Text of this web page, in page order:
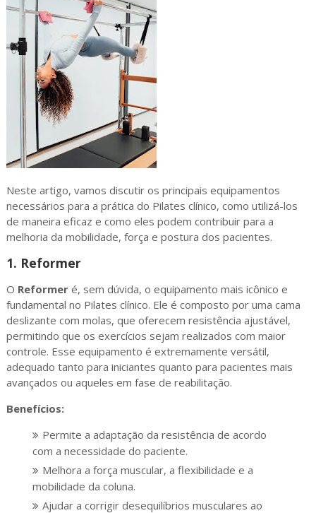
Neste artigo, vamos discutir os principais equipamentos
necessários para a prática do Pilates clínico, como utilizá-los
de maneira eficaz e como eles podem contribuir para a
melhoria da mobilidade, força e postura dos pacientes.
1. Reformer
O Reformeré, sem dúvida, o equipamento mais icônico e
fundamental no Pilates clínico. Ele é composto por uma cama
deslizante com molas, que oferecem resistência ajustável,
permitindo que os exercícios sejam realizados com maior
controle. Esse equipamento é extremamente versátil,
adequado tanto para iniciantes quanto para pacientes mais
avançados ou aqueles em fase de reabilitação.
Benefícios:
Permite a adaptação da resistência de acordo
com a necessidade do paciente.
Melhora a força muscular, a flexibilidade e a
mobilidade da coluna.
Ajudar a corrigir desequilíbrios musculares ao